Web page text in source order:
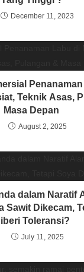
December 11, 2023
Teknik Asas,
Masa Depan
August 2, 2025
dalam Naratif
Sawit Dikecam,
Toleransi?
July 11, 2025